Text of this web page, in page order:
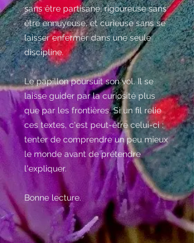
sans être partisane, rigoureuse sans
être ennuyeuse, et curieuse sans se
laisser enfermer dans une seule
discipline.
Le papillon poursuit son vol. Il se
laisse guider par la curiosité plus
que par les frontières. Si un fil relie
ces textes, c'est peut-être celui-ci :
tenter de comprendre un peu mieux
le monde avant de prétendre
l'expliquer.
Bonne lecture.